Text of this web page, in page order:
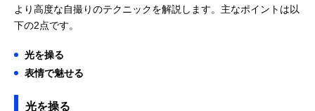
より高度な自撮りのテクニックを解説します。主なポイントは以
下の2点です。
光を操る
表情で魅せる
光を操る